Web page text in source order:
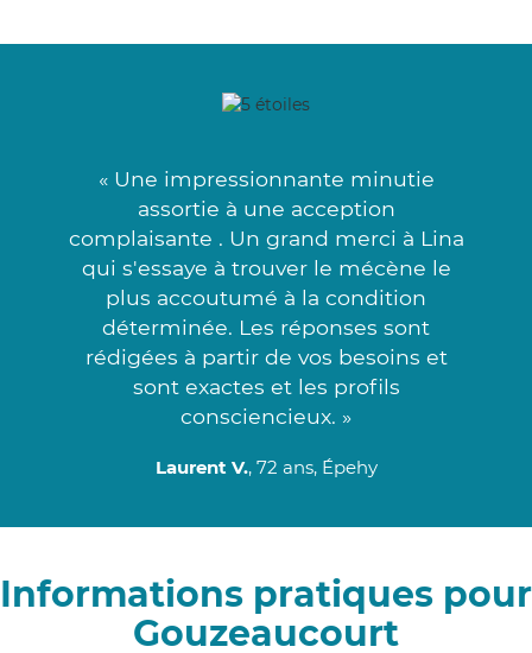
« Une impressionnante minutie
assortie à une acception
complaisante . Un grand merci à Lina
qui s'essaye à trouver le mécène le
plus accoutumé à la condition
déterminée. Les réponses sont
rédigées à partir de vos besoins et
sont exactes et les profils
consciencieux. »
Laurent V., 72 ans, Épehy
Informations pratiques pour
Gouzeaucourt